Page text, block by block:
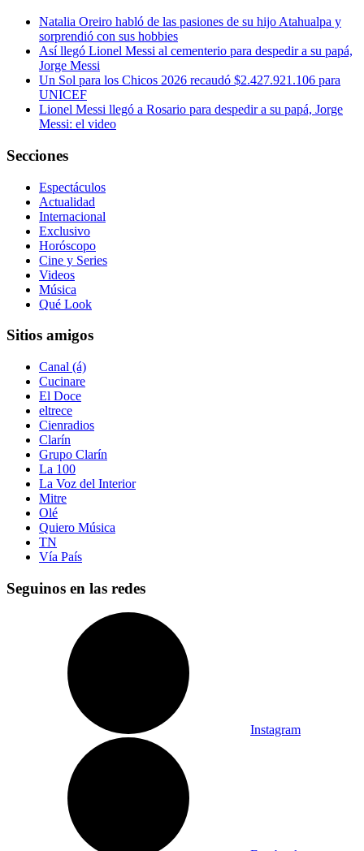
Natalia Oreiro habló de las pasiones de su hijo Atahualpa y
sorprendió con sus hobbies
Así llegó Lionel Messi al cementerio para despedir a su papá,
Jorge Messi
Un Sol para los Chicos 2026 recaudó $2.427.921.106 para
UNICEF
Lionel Messi llegó a Rosario para despedir a su papá, Jorge
Messi: el video
Secciones
Espectáculos
Actualidad
Internacional
Exclusivo
Horóscopo
Cine y Series
Videos
Música
Qué Look
Sitios amigos
Canal (á)
Cucinare
El Doce
eltrece
Cienradios
Clarín
Grupo Clarín
La 100
La Voz del Interior
Mitre
Olé
Quiero Música
TN
Vía País
Seguinos en las redes
Instagram